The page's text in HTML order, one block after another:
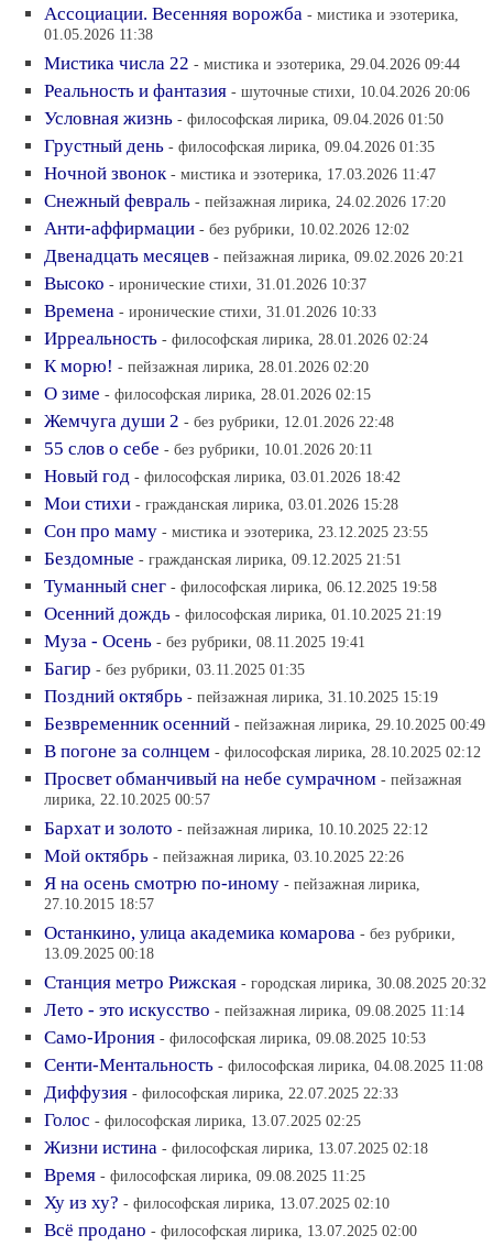
Ассоциации. Весенняя ворожба - мистика и эзотерика,
01.05.2026 11:38
Мистика числа 22 - мистика и эзотерика, 29.04.2026 09:44
Реальность и фантазия - шуточные стихи, 10.04.2026 20:06
Условная жизнь - философская лирика, 09.04.2026 01:50
Грустный день - философская лирика, 09.04.2026 01:35
Ночной звонок - мистика и эзотерика, 17.03.2026 11:47
Снежный февраль - пейзажная лирика, 24.02.2026 17:20
Анти-аффирмации - без рубрики, 10.02.2026 12:02
Двенадцать месяцев - пейзажная лирика, 09.02.2026 20:21
Высоко - иронические стихи, 31.01.2026 10:37
Времена - иронические стихи, 31.01.2026 10:33
Ирреальность - философская лирика, 28.01.2026 02:24
К морю! - пейзажная лирика, 28.01.2026 02:20
О зиме - философская лирика, 28.01.2026 02:15
Жемчуга души 2 - без рубрики, 12.01.2026 22:48
55 слов о себе - без рубрики, 10.01.2026 20:11
Новый год - философская лирика, 03.01.2026 18:42
Мои стихи - гражданская лирика, 03.01.2026 15:28
Сон про маму - мистика и эзотерика, 23.12.2025 23:55
Бездомные - гражданская лирика, 09.12.2025 21:51
Туманный снег - философская лирика, 06.12.2025 19:58
Осенний дождь - философская лирика, 01.10.2025 21:19
Муза - Осень - без рубрики, 08.11.2025 19:41
Багир - без рубрики, 03.11.2025 01:35
Поздний октябрь - пейзажная лирика, 31.10.2025 15:19
Безвременник осенний - пейзажная лирика, 29.10.2025 00:49
В погоне за солнцем - философская лирика, 28.10.2025 02:12
Просвет обманчивый на небе сумрачном - пейзажная
лирика, 22.10.2025 00:57
Бархат и золото - пейзажная лирика, 10.10.2025 22:12
Мой октябрь - пейзажная лирика, 03.10.2025 22:26
Я на осень смотрю по-иному - пейзажная лирика,
27.10.2015 18:57
Останкино, улица академика комарова - без рубрики,
13.09.2025 00:18
Станция метро Рижская - городская лирика, 30.08.2025 20:32
Лето - это искусство - пейзажная лирика, 09.08.2025 11:14
Само-Ирония - философская лирика, 09.08.2025 10:53
Сенти-Ментальность - философская лирика, 04.08.2025 11:08
Диффузия - философская лирика, 22.07.2025 22:33
Голос - философская лирика, 13.07.2025 02:25
Жизни истина - философская лирика, 13.07.2025 02:18
Время - философская лирика, 09.08.2025 11:25
Ху из ху? - философская лирика, 13.07.2025 02:10
Всё продано - философская лирика, 13.07.2025 02:00